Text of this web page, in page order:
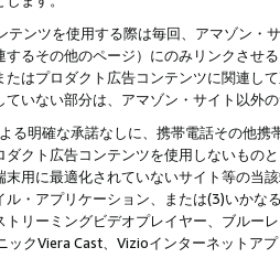
テンツを使用する際は毎回、アマゾン
するその他のページ）にのみリンクさせ
たはプロダクト広告コンテンツに関連し
いない部分は、アマゾン・サイト以外
る明確な承諾なしに、携帯電話その他
ダクト広告コンテンツを使用しないもの
末用に最適化されていないサイト等の当
ル・アプリケーション、または(3)いか
トリーミングビデオプレイヤー、ブルー
ックViera Cast、Vizioインターネットア